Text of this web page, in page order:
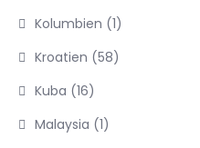
Kolumbien (1)
Kroatien (58)
Kuba (16)
Malaysia (1)